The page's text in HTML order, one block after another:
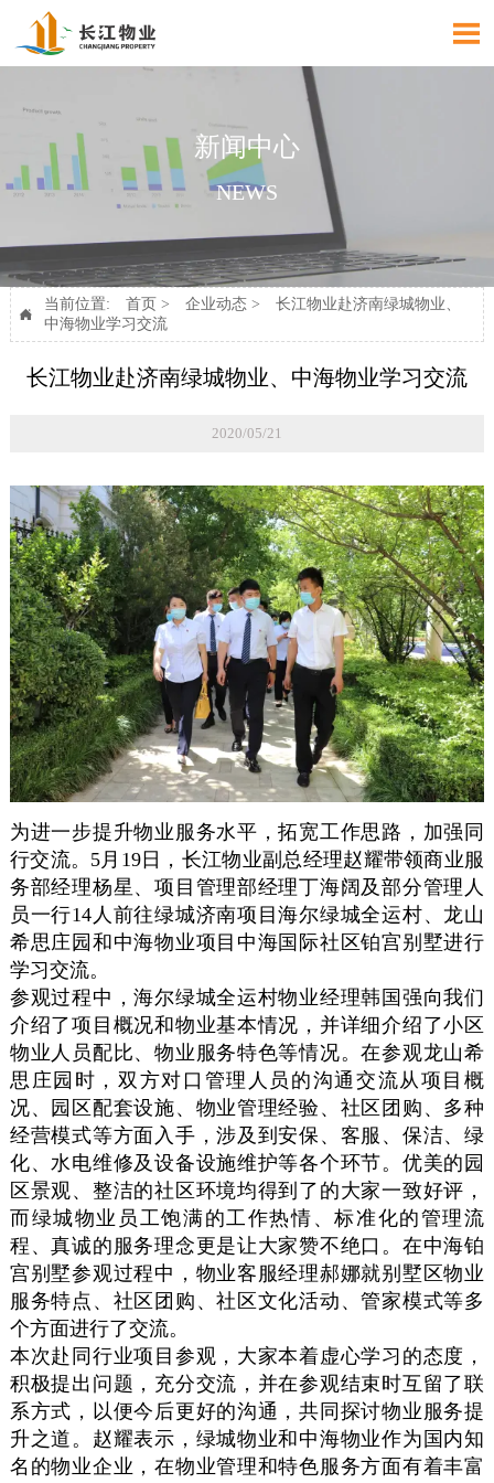

新闻中心
NEWS

当前位置: 首页 > 企业动态>
长江物业赴济南绿城物业、
中海物业学习交流
长江物业赴济南绿城物业、中海物业学习交流
2020/05/21
为进一步提升物业服务水平，拓宽工作思路，加强同
行交流。5月19日，长江物业副总经理赵耀带领商业服
务部经理杨星、项目管理部经理丁海阔及部分管理人
员一行14人前往绿城济南项目海尔绿城全运村、龙山
希思庄园和中海物业项目中海国际社区铂宫别墅进行
学习交流。
参观过程中，海尔绿城全运村物业经理韩国强向我们
介绍了项目概况和物业基本情况，并详细介绍了小区
物业人员配比、物业服务特色等情况。在参观龙山希
思庄园时，双方对口管理人员的沟通交流从项目概
况、园区配套设施、物业管理经验、社区团购、多种
经营模式等方面入手，涉及到安保、客服、保洁、绿
化、水电维修及设备设施维护等各个环节。优美的园
区景观、整洁的社区环境均得到了的大家一致好评，
而绿城物业员工饱满的工作热情、标准化的管理流
程、真诚的服务理念更是让大家赞不绝口。在中海铂
宫别墅参观过程中，物业客服经理郝娜就别墅区物业
服务特点、社区团购、社区文化活动、管家模式等多
个方面进行了交流。
本次赴同行业项目参观，大家本着虚心学习的态度，
积极提出问题，充分交流，并在参观结束时互留了联
系方式，以便今后更好的沟通，共同探讨物业服务提
升之道。赵耀表示，绿城物业和中海物业作为国内知
名的物业企业，在物业管理和特色服务方面有着丰富